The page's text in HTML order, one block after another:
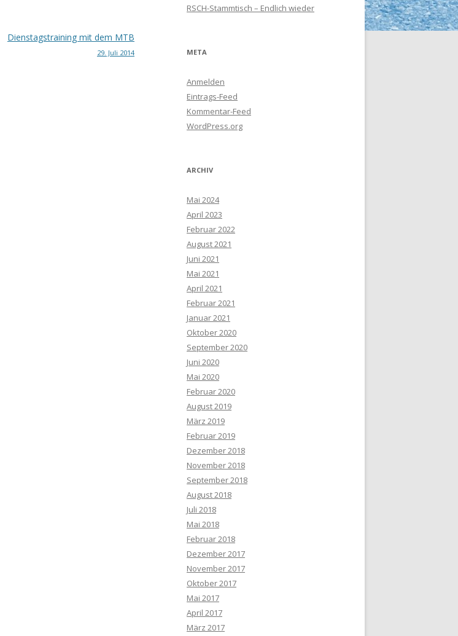
Dienstagstraining mit dem MTB
29. Juli 2014
RSCH-Stammtisch – Endlich wieder
META
Anmelden
Eintrags-Feed
Kommentar-Feed
WordPress.org
ARCHIV
Mai 2024
April 2023
Februar 2022
August 2021
Juni 2021
Mai 2021
April 2021
Februar 2021
Januar 2021
Oktober 2020
September 2020
Juni 2020
Mai 2020
Februar 2020
August 2019
März 2019
Februar 2019
Dezember 2018
November 2018
September 2018
August 2018
Juli 2018
Mai 2018
Februar 2018
Dezember 2017
November 2017
Oktober 2017
Mai 2017
April 2017
März 2017